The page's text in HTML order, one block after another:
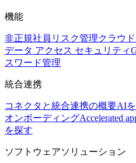
機能
非正規社員リスク管理クラウ
データ アクセス セキュリティ
スワード管理
統合連携
コネクタと統合連携の概要AI
オンボーディングAccelerated
を探す
ソフトウェアソリューション